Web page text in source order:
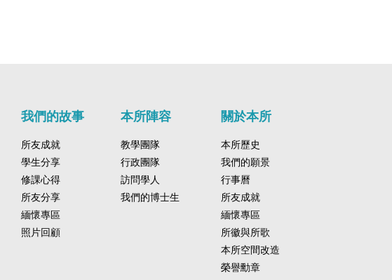
我們的故事
所友成就
學生分享
修課心得
所友分享
緬懷專區
照片回顧
本所陣容
教學團隊
行政團隊
訪問學人
我們的博士生
關於本所
本所歷史
我們的願景
行事曆
所友成就
緬懷專區
所徽與所歌
本所空間改造
榮譽勳章